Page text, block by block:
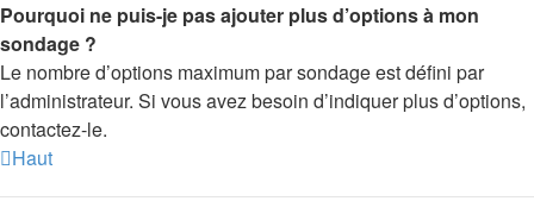
Pourquoi ne puis-je pas ajouter plus d’options à mon
sondage ?
Le nombre d’options maximum par sondage est défini par
l’administrateur. Si vous avez besoin d’indiquer plus d’options,
contactez-le.
Haut